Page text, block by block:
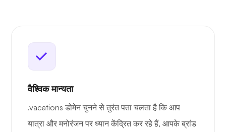
वैश्विक मान्यता
.vacations डोमेन चुनने से तुरंत पता चलता है कि आप
यात्रा और मनोरंजन पर ध्यान केंद्रित कर रहे हैं, आपके ब्रांड